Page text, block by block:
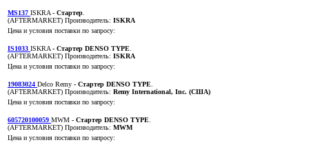
MS137 ISKRA- Стартер.
(AFTERMARKET) Производитель: ISKRA
Цена и условия поставки по запросу:
IS1033 ISKRA- Стартер DENSO TYPE.
(AFTERMARKET) Производитель: ISKRA
Цена и условия поставки по запросу:
19083024 Delco Remy - Стартер DENSO TYPE.
(AFTERMARKET) Производитель: Remy International, Inc. (США)
Цена и условия поставки по запросу:
605720100059 MWM - Стартер DENSO TYPE.
(AFTERMARKET) Производитель: MWM
Цена и условия поставки по запросу: